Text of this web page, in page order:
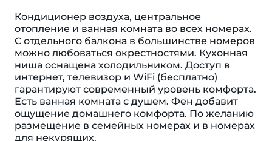
Кондиционер воздуха, центральное
отопление и ванная комната во всех номерах.
С отдельного балкона в большинстве номеров
можно любоваться окрестностями. Кухонная
ниша оснащена холодильником. Доступ в
интернет, телевизор и WiFi (бесплатно)
гарантируют современный уровень комфорта.
Есть ванная комната с душем. Фен добавит
ощущение домашнего комфорта. По желанию
размещение в семейных номерах и в номерах
для некурящих.